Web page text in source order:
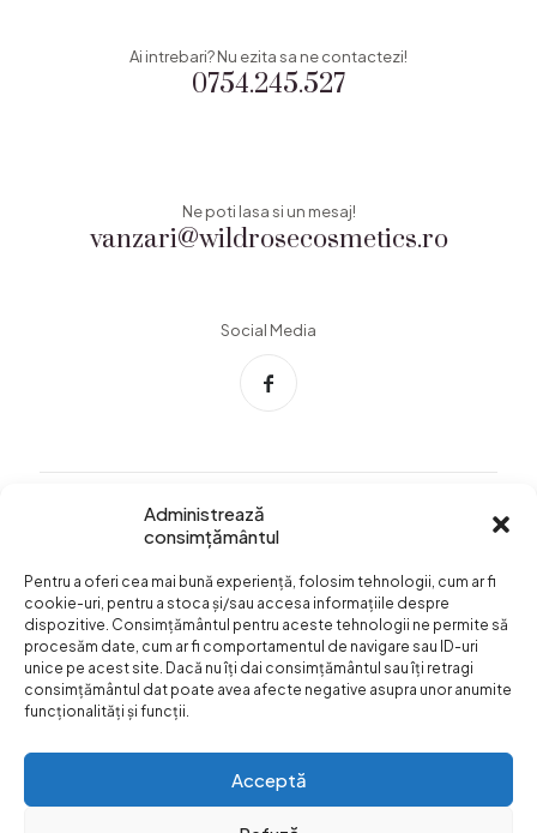
Administrează
consimțământul
Pentru a oferi cea mai bună experiență, folosim tehnologii, cum ar fi
cookie-uri, pentru a stoca și/sau accesa informațiile despre
dispozitive. Consimțământul pentru aceste tehnologii ne permite să
procesăm date, cum ar fi comportamentul de navigare sau ID-uri
unice pe acest site. Dacă nu îți dai consimțământul sau îți retragi
consimțământul dat poate avea afecte negative asupra unor anumite
funcționalități și funcții.
Acceptă
0754.245.527
Ai intrebari? Nu ezita sa ne contactezi!
vanzari@wildrosecosmetics.ro
Ne poti lasa si un mesaj!
Social Media
Termeni si conditii
Confidentialitatea
datelor
Livrare si plata
Formular retur